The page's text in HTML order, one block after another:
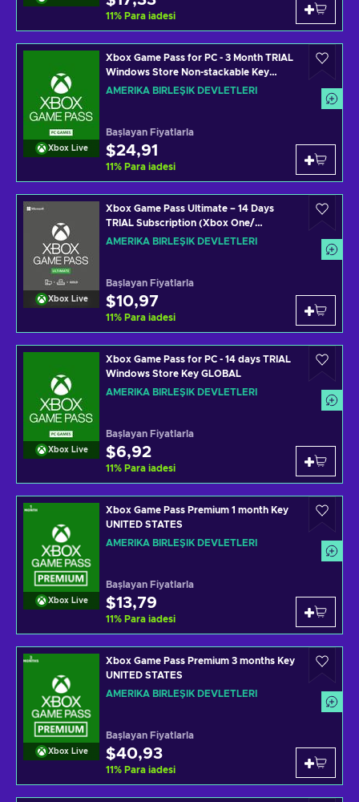
11% Para iadesi
Xbox Live
Xbox Game Pass for PC - 3 Month TRIAL
Windows Store Non-stackable Key
UNITED STATES
AMERIKA BIRLEŞIK DEVLETLERI
Başlayan Fiyatlarla
$24,91
11% Para iadesi
Xbox Live
Xbox Game Pass Ultimate – 14 Days
TRIAL Subscription (Xbox One/
Windows 10) Xbox Live Key UNITED
AMERIKA BIRLEŞIK DEVLETLERI
Başlayan Fiyatlarla
$10,97
11% Para iadesi
Xbox Live
Xbox Game Pass for PC - 14 days TRIAL
Windows Store Key GLOBAL
AMERIKA BIRLEŞIK DEVLETLERI
Başlayan Fiyatlarla
$6,92
11% Para iadesi
Xbox Live
Xbox Game Pass Premium 1 month Key
UNITED STATES
AMERIKA BIRLEŞIK DEVLETLERI
Başlayan Fiyatlarla
$13,79
11% Para iadesi
Xbox Live
Xbox Game Pass Premium 3 months Key
UNITED STATES
AMERIKA BIRLEŞIK DEVLETLERI
Başlayan Fiyatlarla
$40,93
11% Para iadesi